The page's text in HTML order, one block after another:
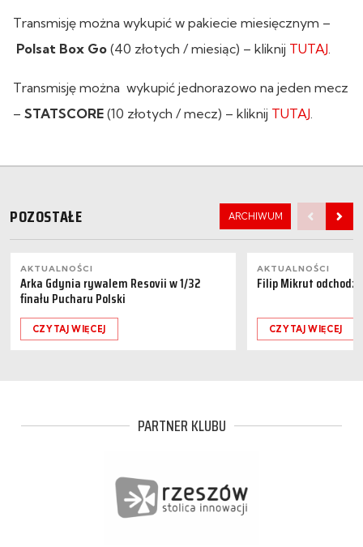
Transmisję można wykupić w pakiecie miesięcznym –
Polsat Box Go (40 złotych / miesiąc) – kliknij TUTAJ
Transmisję można wykupić jednorazowo na jeden mecz
– STATSCORE (10 złotych / mecz) – kliknij TUTAJ
POZOSTAŁE ARCHIWUM
AKTUALNOŚCI
Arka Gdynia rywalem Resovii w 1/32
finału Pucharu Polski
CZYTAJ WIĘCEJ
AKTUALNOŚCI
Filip Mikrut
CZYTAJ WIĘCEJ
PARTNER KLUBU